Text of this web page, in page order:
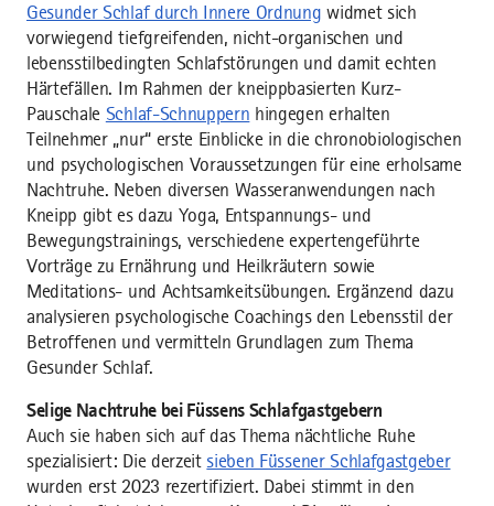
Gesunder Schlaf durch Innere Ordnung widmet sich
vorwiegend tiefgreifenden, nicht-organischen und
lebensstilbedingten Schlafstörungen und damit echten
Härtefällen. Im Rahmen der kneippbasierten Kurz-
Pauschale Schlaf-Schnuppern hingegen erhalten
Teilnehmer „nur“ erste Einblicke in die chronobiologischen
und psychologischen Voraussetzungen für eine erholsame
Nachtruhe. Neben diversen Wasseranwendungen nach
Kneipp gibt es dazu Yoga, Entspannungs- und
Bewegungstrainings, verschiedene expertengeführte
Vorträge zu Ernährung und Heilkräutern sowie
Meditations- und Achtsamkeitsübungen. Ergänzend dazu
analysieren psychologische Coachings den Lebensstil der
Betroffenen und vermitteln Grundlagen zum Thema
Gesunder Schlaf.
Selige Nachtruhe bei Füssens Schlafgastgebern
Auch sie haben sich auf das Thema nächtliche Ruhe
spezialisiert: Die derzeitsieben Füssener Schlafgastgeber
wurden erst 2023 rezertifiziert. Dabei stimmt in den